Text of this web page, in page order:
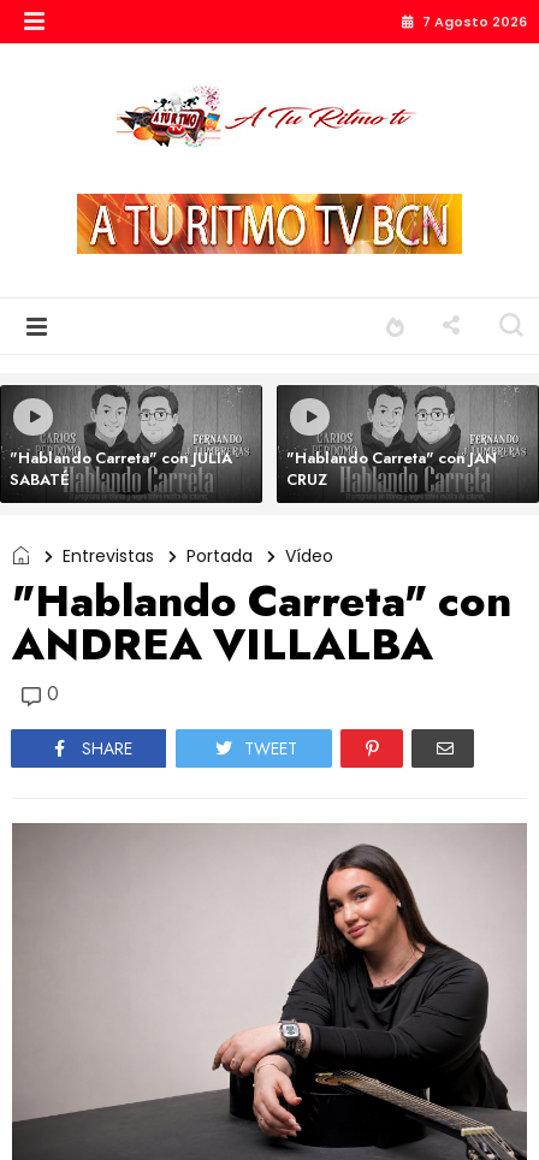
7 Agosto 2026
"Hablando Carreta" con JULIA
SABATÉ
"Hablando Carreta" con JAN
CRUZ
Entrevistas Portada Vídeo
"Hablando Carreta" con
ANDREA VILLALBA
0
SHARE TWEET